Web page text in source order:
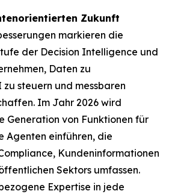
Zukunft
markieren die
der Decision Intelligence und
Daten zu
steuern und messbaren
Im Jahr 2026 wird
Generation von Funktionen für
Agenten einführen, die
Kundeninformationen
Sektors umfassen.
Expertise in jede